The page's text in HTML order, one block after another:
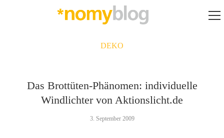
DEKO
Das Brottüten-Phänomen: individuelle
Windlichter von Aktionslicht.de
3. September 2009